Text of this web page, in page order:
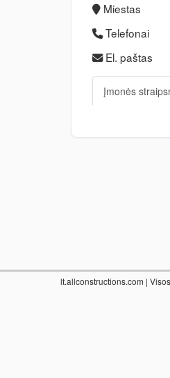
Miestas
Telefonai
El. paštas
Įmonės
lt.allconstructions.com |